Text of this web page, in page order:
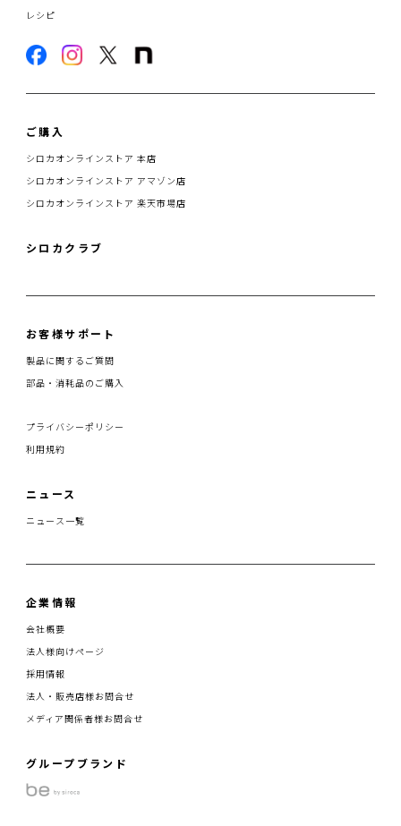
レシピ
ご購入
シロカオンラインストア 本店
シロカオンラインストア アマゾン店
シロカオンラインストア 楽天市場店
シロカクラブ
お客様サポート
製品に関するご質問
部品・消耗品のご購入
プライバシーポリシー
利用規約
ニュース
ニュース一覧
企業情報
会社概要
法人様向けページ
採用情報
法人・販売店様お問合せ
メディア関係者様お問合せ
グループブランド